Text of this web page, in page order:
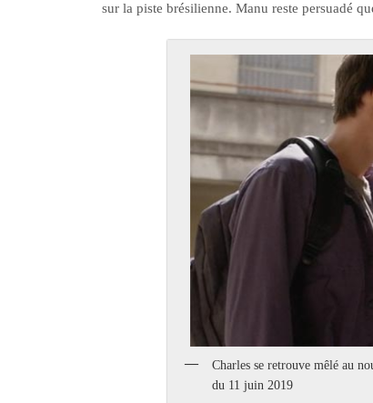
sur la piste brésilienne. Manu reste persuadé
Charles se retrouve mêlé au
du 11 juin 2019